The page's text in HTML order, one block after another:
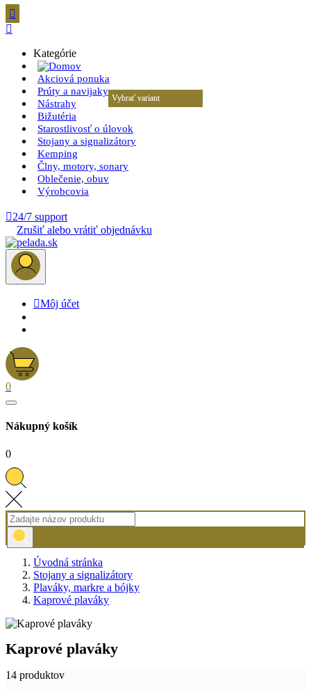


Kategórie
Akciová ponuka
Prúty a navijaky
Nástrahy
Bižutéria
Starostlivosť o úlovok
Stojany a signalizátory
Kemping
Člny, motory, sonary
Oblečenie, obuv
Výrobcovia
24/7 support
Zrušiť alebo vrátiť objednávku
Môj účet
0
Nákupný košík
0
Úvodná stránka
Stojany a signalizátory
Plaváky, markre a bójky
Kaprové plaváky
Kaprové plaváky
14 produktov
Vybrať variant
Vybrať variant
Vybrať variant
Vybrať variant